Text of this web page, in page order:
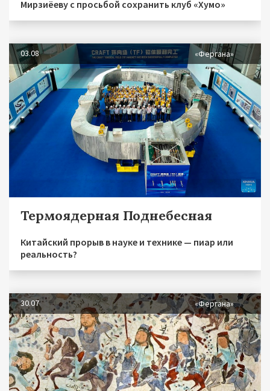
Мирзиёеву с просьбой сохранить клуб «Хумо»
03.08 «Фергана»
Термоядерная Поднебесная
Китайский прорыв в науке и технике — пиар или
реальность?
30.07 «Фергана»